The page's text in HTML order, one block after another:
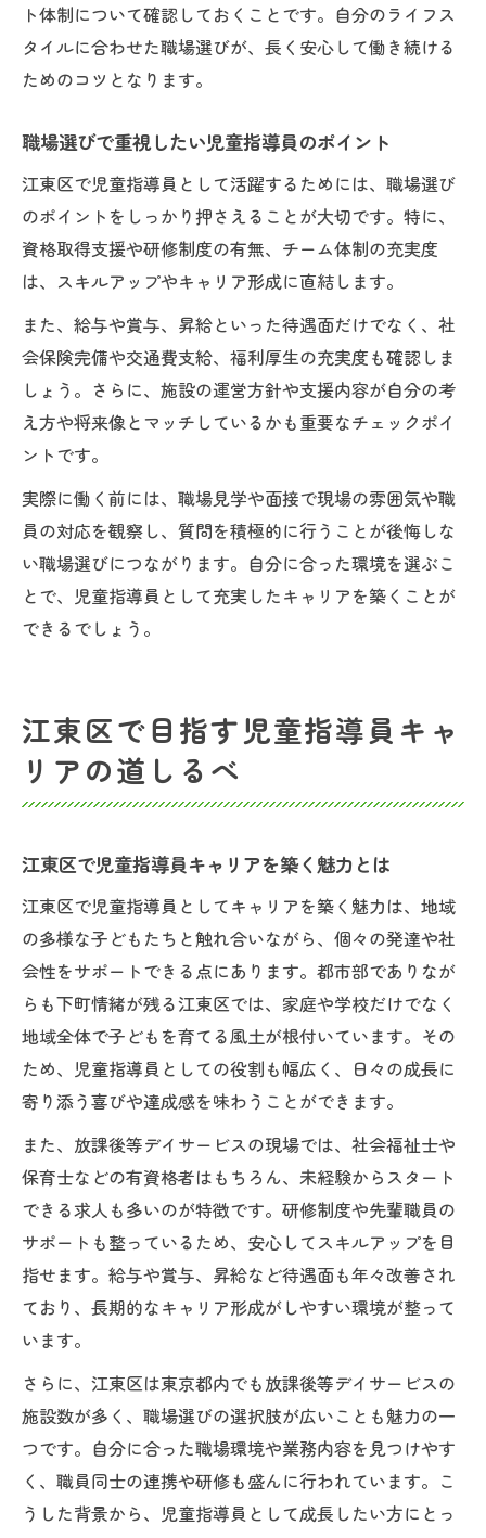
ト体制について確認しておくことです。自分のライフス
タイルに合わせた職場選びが、長く安心して働き続ける
ためのコツとなります。
職場選びで重視したい児童指導員のポイント
江東区で児童指導員として活躍するためには、職場選び
のポイントをしっかり押さえることが大切です。特に、
資格取得支援や研修制度の有無、チーム体制の充実度
は、スキルアップやキャリア形成に直結します。
また、給与や賞与、昇給といった待遇面だけでなく、社
会保険完備や交通費支給、福利厚生の充実度も確認しま
しょう。さらに、施設の運営方針や支援内容が自分の考
え方や将来像とマッチしているかも重要なチェックポイ
ントです。
実際に働く前には、職場見学や面接で現場の雰囲気や職
員の対応を観察し、質問を積極的に行うことが後悔しな
い職場選びにつながります。自分に合った環境を選ぶこ
とで、児童指導員として充実したキャリアを築くことが
できるでしょう。
江東区で目指す児童指導員キャ
リアの道しるべ
江東区で児童指導員キャリアを築く魅力とは
江東区で児童指導員としてキャリアを築く魅力は、地域
の多様な子どもたちと触れ合いながら、個々の発達や社
会性をサポートできる点にあります。都市部でありなが
らも下町情緒が残る江東区では、家庭や学校だけでなく
地域全体で子どもを育てる風土が根付いています。その
ため、児童指導員としての役割も幅広く、日々の成長に
寄り添う喜びや達成感を味わうことができます。
また、放課後等デイサービスの現場では、社会福祉士や
保育士などの有資格者はもちろん、未経験からスタート
できる求人も多いのが特徴です。研修制度や先輩職員の
サポートも整っているため、安心してスキルアップを目
指せます。給与や賞与、昇給など待遇面も年々改善され
ており、長期的なキャリア形成がしやすい環境が整って
います。
さらに、江東区は東京都内でも放課後等デイサービスの
施設数が多く、職場選びの選択肢が広いことも魅力の一
つです。自分に合った職場環境や業務内容を見つけやす
く、職員同士の連携や研修も盛んに行われています。こ
うした背景から、児童指導員として成長したい方にとっ